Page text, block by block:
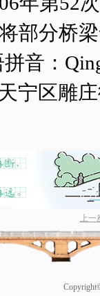
部分桥
：
宁区雕
上一